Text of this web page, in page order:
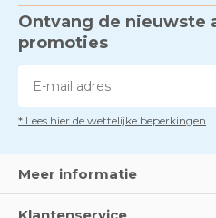
Ontvang de nieuwste
promoties
* Lees hier de wettelijke beperkingen
Meer informatie
Klantenservice